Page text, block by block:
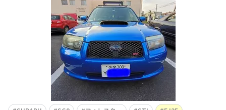
ました。やっぱりいいもんです😍私もかつて乗っていたE
J20ターボのSG5と、STIエンブレムだったり、マフラー
やキャリア、ホ